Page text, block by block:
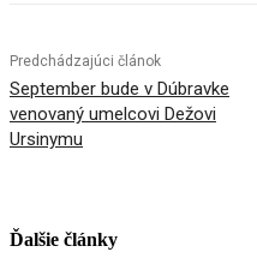
Predchádzajúci článok
September bude v Dúbravke
venovaný umelcovi Dežovi
Ursinymu
Ďalšie články